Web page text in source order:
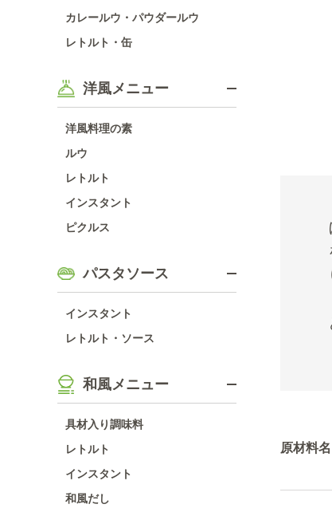
カレールウ・パウダールウ
レトルト・缶
洋風メニュー
洋風料理の素
ルウ
レトルト
インスタント
ピクルス
パスタソース
インスタント
レトルト・ソース
和風メニュー
具材入り調味料
レトルト
インスタント
和風だし
原材料名